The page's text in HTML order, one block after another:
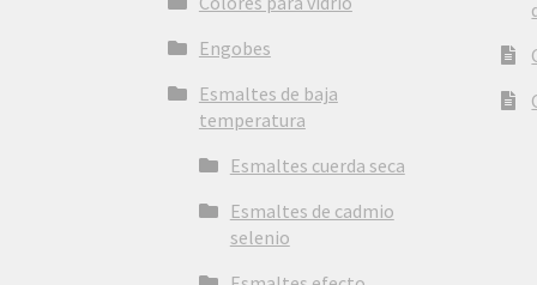
Engobes
Esmaltes de baja
temperatura
Esmaltes cuerda seca
Esmaltes de cadmio
selenio